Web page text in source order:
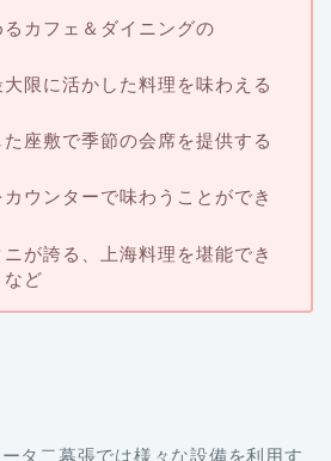
大限に活かした料理を味わえる
た座敷で季節の会席を提供する
カウンターで味わうことができ
が誇る、上海料理を堪能でき
など
は屋内プール、ジムナジアム、ゴ